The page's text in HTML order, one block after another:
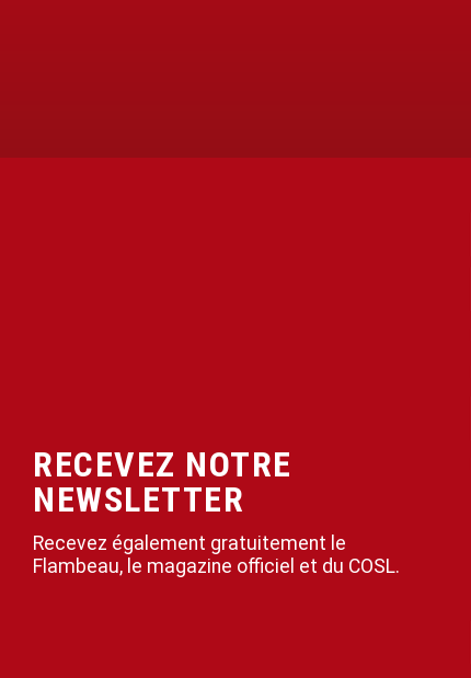
RECEVEZ NOTRE
NEWSLETTER
Recevez également gratuitement le
Flambeau, le magazine officiel et du COSL.